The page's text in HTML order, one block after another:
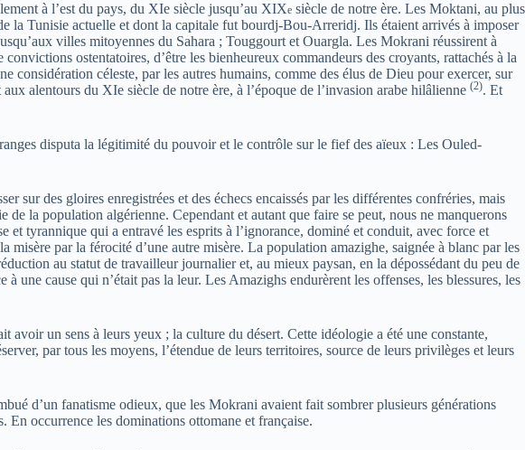
à l’est du pays, du XIe siècle jusqu’au XIXe siècle de notre ère. Les Moktani, au plus
la Tunisie actuelle et dont la capitale fut bourdj-Bou-Arreridj. Ils étaient arrivés à imposer
villes mitoyennes du Sahara ; Touggourt et Ouargla. Les Mokrani réussirent à
ostentatoires, d’être les bienheureux commandeurs des croyants, rattachés à la
céleste, par les autres humains, comme des élus de Dieu pour exercer, sur
alentours du XIe siècle de notre ère, à l’époque de l’invasion arabe hilâlienne (2). Et
disputa la légitimité du pouvoir et le contrôle sur le fief des aïeux : Les Ouled-
sur des gloires enregistrées et des échecs encaissés par les différentes confréries, mais
de la population algérienne. Cependant et autant que faire se peut, nous ne manquerons
et tyrannique qui a entravé les esprits à l’ignorance, dominé et conduit, avec force et
par la férocité d’une autre misère. La population amazighe, saignée à blanc par les
au statut de travailleur journalier et, au mieux paysan, en la dépossédant du peu de
une cause qui n’était pas la leur. Les Amazighs endurèrent les offenses, les blessures, les
un sens à leurs yeux ; la culture du désert. Cette idéologie a été une constante,
par tous les moyens, l’étendue de leurs territoires, source de leurs privilèges et leurs
d’un fanatisme odieux, que les Mokrani avaient fait sombrer plusieurs générations
En occurrence les dominations ottomane et française.